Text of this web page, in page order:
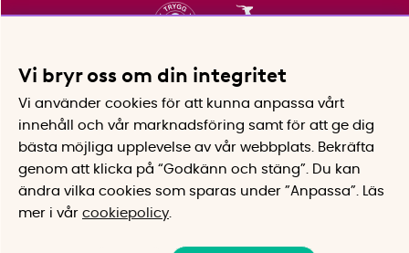
Vi bryr oss om din integritet
Vi använder cookies för att kunna anpassa vårt
innehåll och vår marknadsföring samt för att ge dig
bästa möjliga upplevelse av vår webbplats.
Bekräfta
genom att klicka på “Godkänn och stäng”. Du kan
ändra vilka cookies som sparas under ”Anpassa”.
Läs
mer i vår cookiepolicy